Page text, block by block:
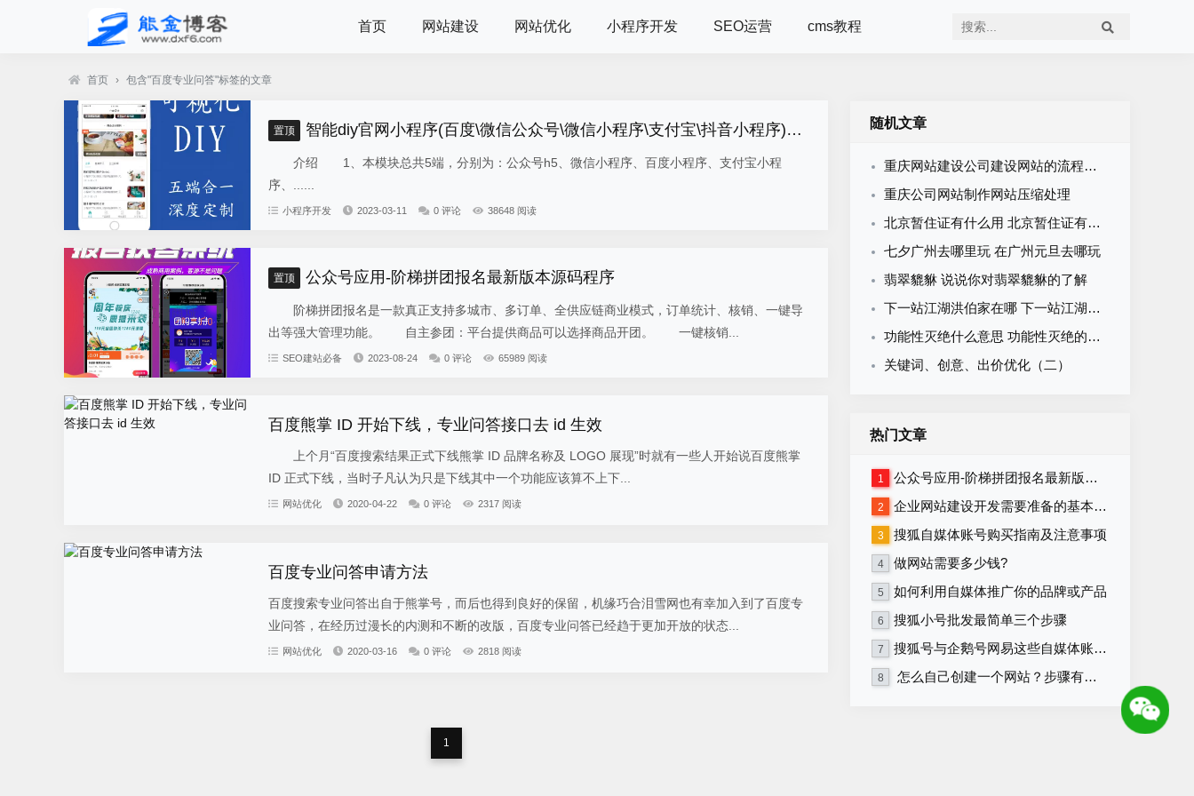
首页 网站建设 网站优化 小程序开发 SEO运营 cms教程
首页 › 包含"百度专业问答"标签的文章
置顶 智能diy官网小程序(百度\微信公众号\微信小程序\支付宝\抖音小程序)独立版
介绍 1、本模块总共5端，分别为：公众号h5、微信小程序、百度小程序、支付宝小程
序、......
小程序开发 2023-03-11 0 评论 38648 阅读
置顶 公众号应用-阶梯拼团报名最新版本源码程序
阶梯拼团报名是一款真正支持多城市、多订单、全供应链商业模式，订单统计、核销、一键导
出等强大管理功能。 自主参团：平台提供商品可以选择商品开团。 一键核销...
SEO建站必备 2023-08-24 0 评论 65989 阅读
百度熊掌 ID 开始下线，专业问答接口去 id 生效
上个月“百度搜索结果正式下线熊掌 ID 品牌名称及 LOGO 展现”时就有一些人开始说百度熊掌
ID 正式下线，当时子凡认为只是下线其中一个功能应该算不上下...
网站优化 2020-04-22 0 评论 2317 阅读
百度专业问答申请方法
百度搜索专业问答出自于熊掌号，而后也得到良好的保留，机缘巧合泪雪网也有幸加入到了百度专
业问答，在经历过漫长的内测和不断的改版，百度专业问答已经趋于更加开放的状态...
网站优化 2020-03-16 0 评论 2818 阅读
1
随机文章
重庆网站建设公司建设网站的流程和价格
重庆公司网站制作网站压缩处理
北京暂住证有什么用 北京暂住证有什么用北京暂住证
七夕广州去哪里玩 在广州元旦去哪玩
翡翠貔貅 说说你对翡翠貔貅的了解
下一站江湖洪伯家在哪 下一站江湖洪伯家门口位置
功能性灭绝什么意思 功能性灭绝的动物有哪些
关键词、创意、出价优化（二）
热门文章
1 公众号应用-阶梯拼团报名最新版本源码程序
2 企业网站建设开发需要准备的基本资料
3 搜狐自媒体账号购买指南及注意事项
4 做网站需要多少钱?
5 如何利用自媒体推广你的品牌或产品
6 搜狐小号批发最简单三个步骤
7 搜狐号与企鹅号网易这些自媒体账号在哪里购买？
8 怎么自己创建一个网站？步骤有哪些？